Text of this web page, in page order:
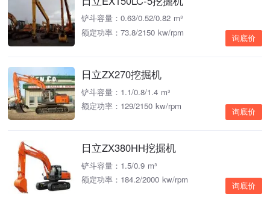
铲斗容量：0.63/0.52/0.82 m³
额定功率：73.8/2150 kw/rpm
询底价
日立ZX270挖掘机
铲斗容量：1.1/0.8/1.4 m³
额定功率：129/2150 kw/rpm
询底价
日立ZX380HH挖掘机
铲斗容量：1.5/0.9 m³
额定功率：184.2/2000 kw/rpm
询底价